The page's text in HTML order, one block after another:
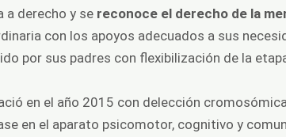
a derecho y se reconoce el derecho de la
con los apoyos adecuados a sus
por sus padres con flexibilización de la
en el año 2015 con delección
en el aparato psicomotor, cognitivo y